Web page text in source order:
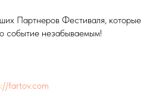
Партнеров Фестиваля, которые
событие незабываемым!
fartov.com